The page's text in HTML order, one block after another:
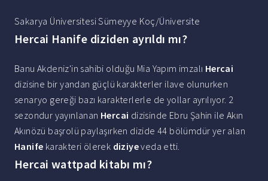
Sakarya Üniversitesi Sümeyye Koç/Üniversite
Hercai Hanife diziden ayrıldı mı?
Banu Akdeniz'in sahibi olduğu Mia Yapım imzalı Hercai
dizisine bir yandan güçlü karakterler ilave olunurken
senaryo gereği bazı karakterlerle de yollar ayrılıyor. 2
sezondur yayınlanan Hercai dizisinde Ebru Şahin ile Akın
Akınözü başrolü paylaşırken dizide 44 bölümdür yer alan
Hanife karakteri ölerek diziyeveda etti.
Hercai wattpad kitabı mı?